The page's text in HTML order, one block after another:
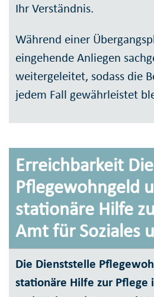
Ihr Verständnis.
Während einer
eingehende Anliegen
weitergeleitet, sodass die
jedem Fall gewährleistet
Erreichbarkeit
Pflegewohngeld
stationäre Hilfe
Amt für Soziales
Die Dienststelle
stationäre Hilfe zur Pflege